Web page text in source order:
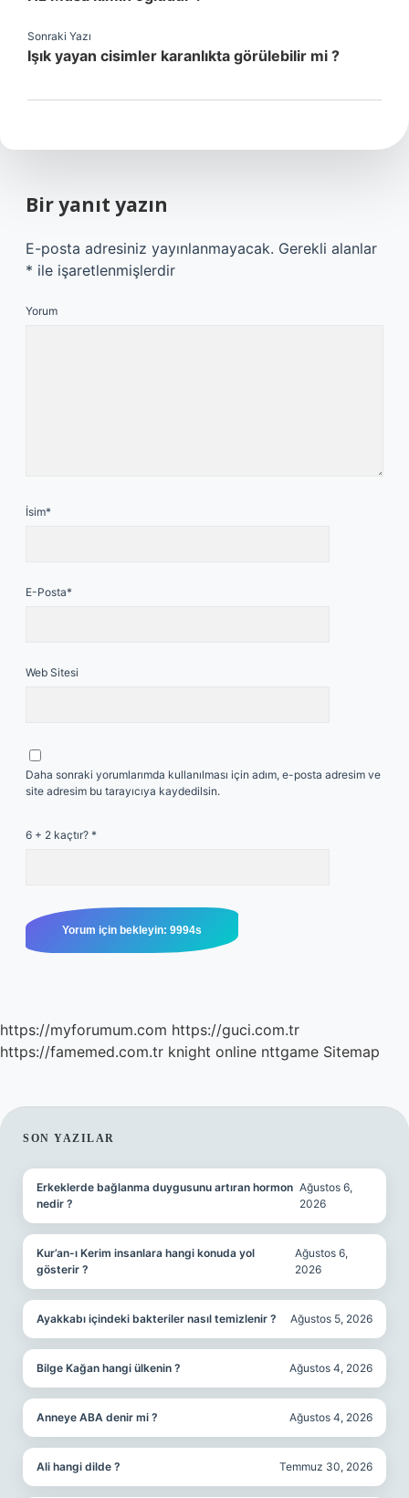
Sonraki Yazı
Işık yayan cisimler karanlıkta görülebilir mi ?
Bir yanıt yazın
E-posta adresiniz yayınlanmayacak. Gerekli alanlar
* ile işaretlenmişlerdir
Yorum
İsim*
E-Posta*
Web Sitesi
Daha sonraki yorumlarımda kullanılması için adım, e-posta adresim ve
site adresim bu tarayıcıya kaydedilsin.
6 + 2 kaçtır? *
https://myforumum.com https://guci.com.tr
https://famemed.com.tr knight online nttgame Sitemap
SIDEBAR
SON YAZILAR
Erkeklerde bağlanma duygusunu artıran hormon
nedir ?
Ağustos 6,
2026
Kur’an-ı Kerim insanlara hangi konuda yol
gösterir ?
Ağustos 6,
2026
Ayakkabı içindeki bakteriler nasıl temizlenir ? Ağustos 5, 2026
Bilge Kağan hangi ülkenin ? Ağustos 4, 2026
Anneye ABA denir mi ? Ağustos 4, 2026
Ali hangi dilde ? Temmuz 30, 2026